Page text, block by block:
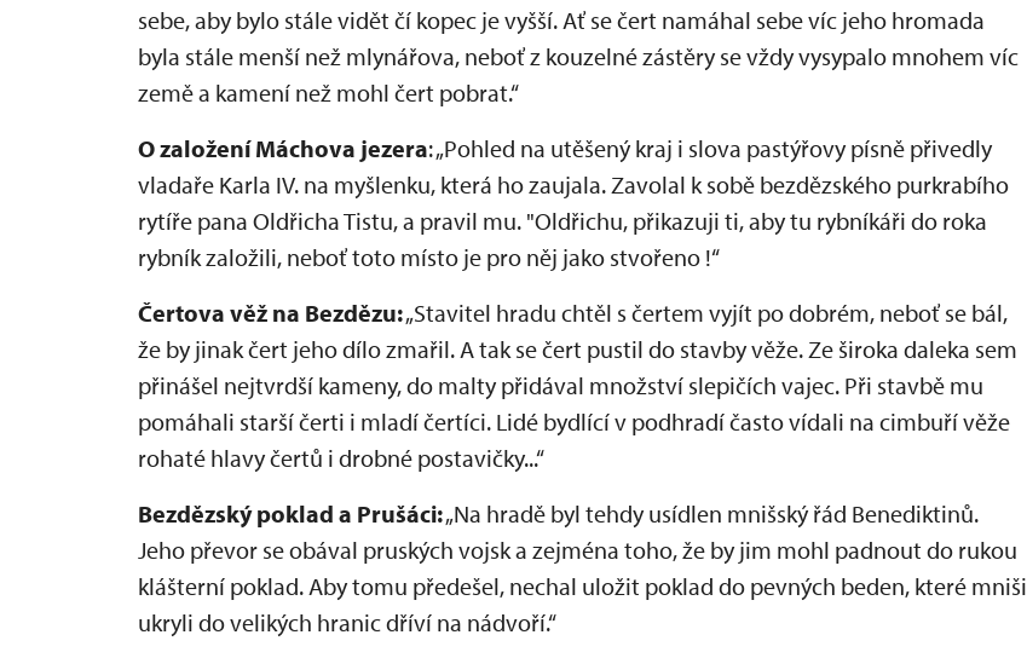
sebe, aby bylo stále vidět čí kopec je vyšší. Ať se čert namáhal sebe víc jeho hromada
byla stále menší než mlynářova, neboť z kouzelné zástěry se vždy vysypalo mnohem víc
země a kamení než mohl čert pobrat.“
O založení Máchova jezera: „Pohled na utěšený kraj i slova pastýřovy písně přivedly
vladaře Karla IV. na myšlenku, která ho zaujala. Zavolal k sobě bezdězského purkrabího
rytíře pana Oldřicha Tistu, a pravil mu. "Oldřichu, přikazuji ti, aby tu rybníkáři do roka
rybník založili, neboť toto místo je pro něj jako stvořeno !“
Čertova věž na Bezdězu:„Stavitel hradu chtěl s čertem vyjít po dobrém, neboť se bál,
že by jinak čert jeho dílo zmařil. A tak se čert pustil do stavby věže. Ze široka daleka sem
přinášel nejtvrdší kameny, do malty přidával množství slepičích vajec. Při stavbě mu
pomáhali starší čerti i mladí čertíci. Lidé bydlící v podhradí často vídali na cimbuří věže
rohaté hlavy čertů i drobné postavičky...“
Bezdězský poklad a Prušáci:„Na hradě byl tehdy usídlen mnišský řád Benediktinů.
Jeho převor se obával pruských vojsk a zejména toho, že by jim mohl padnout do rukou
klášterní poklad. Aby tomu předešel, nechal uložit poklad do pevných beden, které mniši
ukryli do velikých hranic dříví na nádvoří.“